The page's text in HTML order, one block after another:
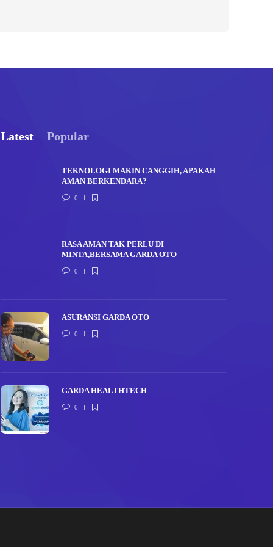
Latest Popular
TEKNOLOGI MAKIN CANGGIH, APAKAH
AMAN BERKENDARA?
0
RASA AMAN TAK PERLU DI
MINTA,BERSAMA GARDA OTO
0
ASURANSI GARDA OTO
0
GARDA HEALTHTECH
0